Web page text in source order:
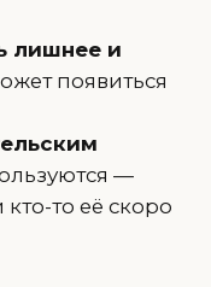
лишнее и
появиться
—
то её скоро